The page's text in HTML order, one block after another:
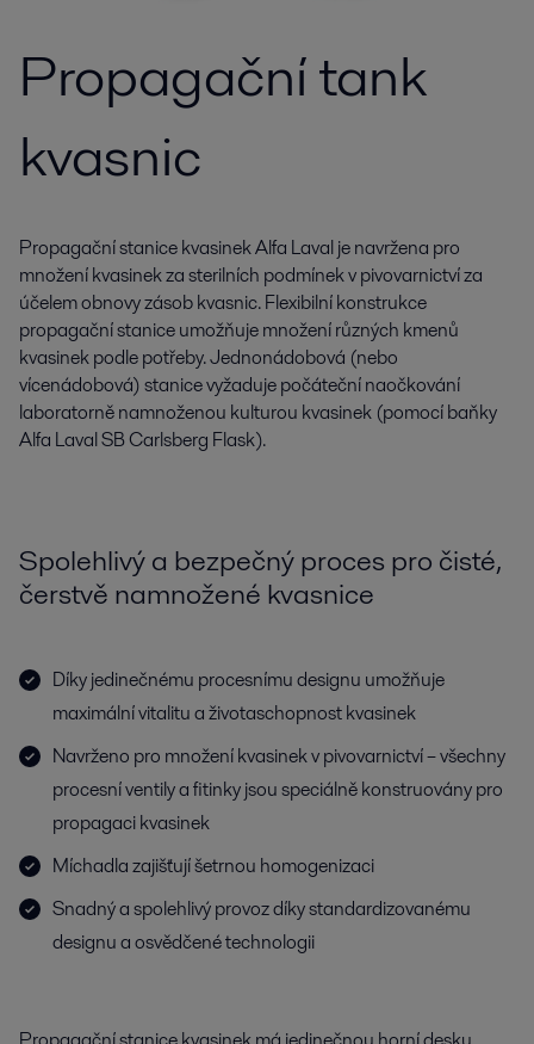
Propagační tank
kvasnic
Propagační stanice kvasinek Alfa Laval je navržena pro
množení kvasinek za sterilních podmínek v pivovarnictví za
účelem obnovy zásob kvasnic. Flexibilní konstrukce
propagační stanice umožňuje množení různých kmenů
kvasinek podle potřeby. Jednonádobová (nebo
vícenádobová) stanice vyžaduje počáteční naočkování
laboratorně namnoženou kulturou kvasinek (pomocí baňky
Alfa Laval SB Carlsberg Flask).
Spolehlivý a bezpečný proces pro čisté,
čerstvě namnožené kvasnice
Díky jedinečnému procesnímu designu umožňuje
maximální vitalitu a životaschopnost kvasinek
Navrženo pro množení kvasinek v pivovarnictví – všechny
procesní ventily a fitinky jsou speciálně konstruovány pro
propagaci kvasinek
Míchadla zajišťují šetrnou homogenizaci
Snadný a spolehlivý provoz díky standardizovanému
designu a osvědčené technologii